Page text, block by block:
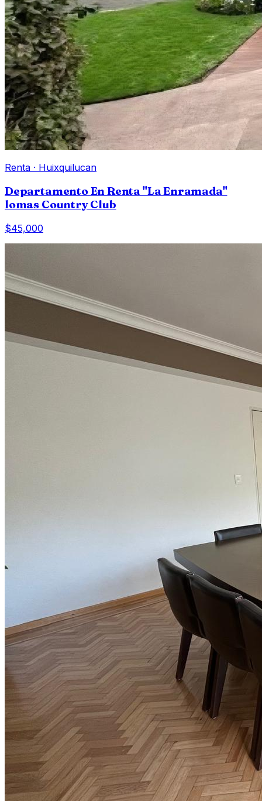
Renta · Huixquilucan
Departamento En Renta "La Enramada"
lomas Country Club
$45,000